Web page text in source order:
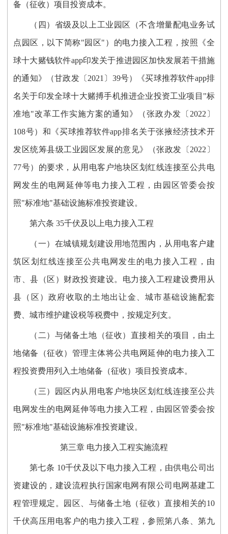
备（征收）项目投资成本。
（四）省级及以上工业园区（不含增量配电业务试
点园区，以下简称"园区"）的电力接入工程，按照《全
球十大赌钱软件app印发关于推进园区加快发展若干措施
的通知》（甘政发〔2021〕39号）《买球推荐软件app排
名关于印发全球十大赌搏手机推进企业投资工业项目"标
准地"改革工作实施方案的通知》（张政办发〔2022〕
108号）和《买球推荐软件app排名关于张掖经济技术开
发区统筹县级工业园区发展的意见》（张政发〔2022〕
77号）的要求，从用电客户地块区划红线连接至公共电
网发生的电网延伸等电力接入工程，由园区管委会按
照"标准地"基础设施标准投资建设。
第六条 35千伏及以上电力接入工程
（一）在城镇规划建设用地范围内，从用电客户建
筑区划红线连接至公共电网发生的电力接入工程，由
市、县（区）财政投资建设。电力接入工程建设费用从
县（区）政府收取的土地出让金、城市基础设施配套
费、城市维护建设税等税费中，按规定列支。
（二）与储备土地（征收）直接相关的项目，由土
地储备（征收）管理主体将公共电网延伸的电力接入工
程投资费用列入土地储备（征收）项目投资成本。
（三）园区内从用电客户地块区划红线连接至公共
电网发生的电网延伸等电力接入工程，由园区管委会按
照"标准地"基础设施标准投资建设。
第三章 电力接入工程实施流程
第七条 10千伏及以下电力接入工程，由供电公司出
资建设的，建设流程执行国家电网有限公司电网基建工
程管理规定。园区、与储备土地（征收）直接相关的10
千伏高压用电客户的电力接入工程，参照第八条、第九